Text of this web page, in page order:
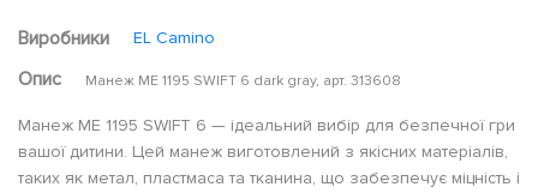
Виробники EL Camino
Опис Манеж ME 1195 SWIFT 6 dark gray, арт. 313608
Манеж ME 1195 SWIFT 6 — ідеальний вибір для безпечної гри
вашої дитини. Цей манеж виготовлений з якісних матеріалів,
таких як метал, пластмаса та тканина, що забезпечує міцність і